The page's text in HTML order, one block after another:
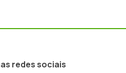
redes sociais